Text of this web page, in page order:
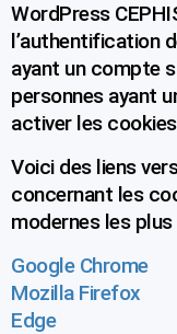
WordPress
l’authentification
ayant un compte
personnes ayant
activer les
Voici des liens
concernant les
modernes les
Google Chrome
Mozilla Firefox
Edge